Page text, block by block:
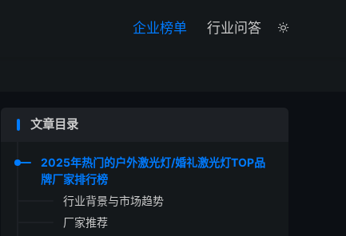

企业榜单 行业问答
文章目录
2025年热门的户外激光灯/婚礼激光灯TOP品
牌厂家排行榜
行业背景与市场趋势
厂家推荐